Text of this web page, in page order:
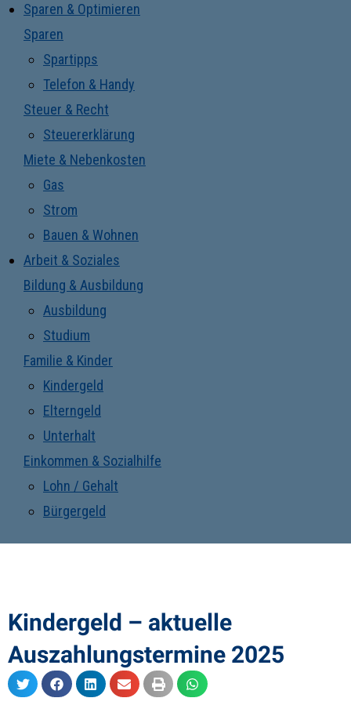
Sparen & Optimieren
Sparen
Spartipps
Telefon & Handy
Steuer & Recht
Steuererklärung
Miete & Nebenkosten
Gas
Strom
Bauen & Wohnen
Arbeit & Soziales
Bildung & Ausbildung
Ausbildung
Studium
Familie & Kinder
Kindergeld
Elterngeld
Unterhalt
Einkommen & Sozialhilfe
Lohn / Gehalt
Bürgergeld
Kindergeld – aktuelle
Auszahlungstermine 2025